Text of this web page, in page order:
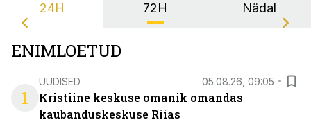
24H 72H Nädal
ENIMLOETUD
1
UUDISED 05.08.26, 09:05
Kristiine keskuse omanik omandas
kaubanduskeskuse Riias